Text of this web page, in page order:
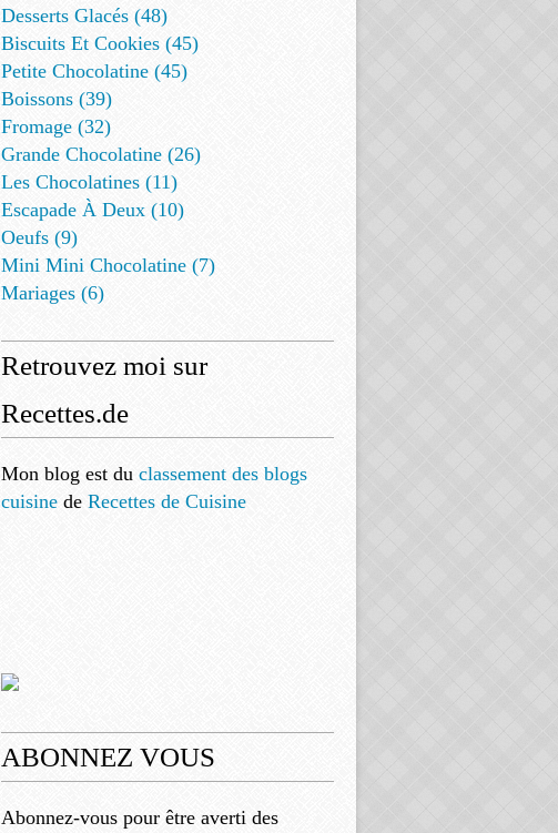
Desserts Glacés (48)
Biscuits Et Cookies (45)
Petite Chocolatine (45)
Boissons (39)
Fromage (32)
Grande Chocolatine (26)
Les Chocolatines (11)
Escapade À Deux (10)
Oeufs (9)
Mini Mini Chocolatine (7)
Mariages (6)
Retrouvez moi sur
Recettes.de
Mon blog est du classement des blogs
cuisine de Recettes de Cuisine
ABONNEZ VOUS
Abonnez-vous pour être averti des